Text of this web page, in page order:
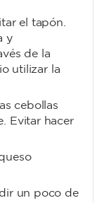
el tapón.
y
de la
utilizar la
cebollas
Evitar hacer
un poco de